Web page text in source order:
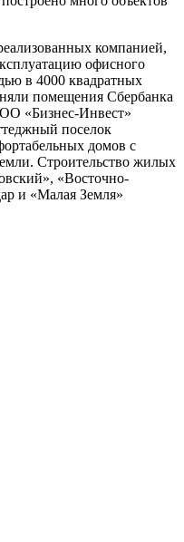
компанией,
офисного
в 4000 квадратных
помещения Сбербанка
«Бизнес-Инвест»
поселок
домов с
Строительство жилых
«Восточно-
и «Малая Земля»